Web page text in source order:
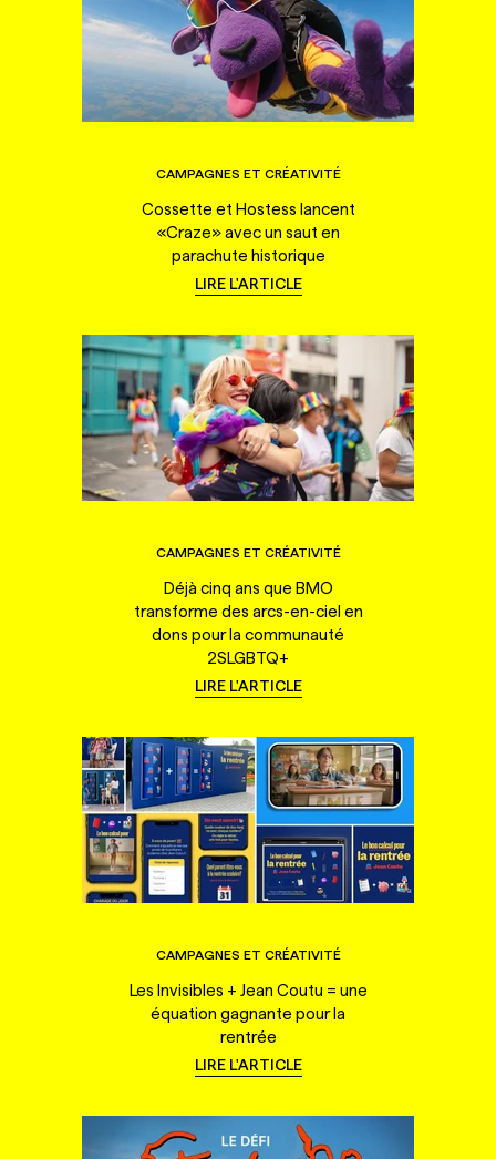
CAMPAGNES ET CRÉATIVITÉ
Cossette et Hostess lancent
«Craze» avec un saut en
parachute historique
LIRE L'ARTICLE
CAMPAGNES ET CRÉATIVITÉ
Déjà cinq ans que BMO
transforme des arcs-en-ciel en
dons pour la communauté
2SLGBTQ+
LIRE L'ARTICLE
CAMPAGNES ET CRÉATIVITÉ
Les Invisibles + Jean Coutu = une
équation gagnante pour la
rentrée
LIRE L'ARTICLE